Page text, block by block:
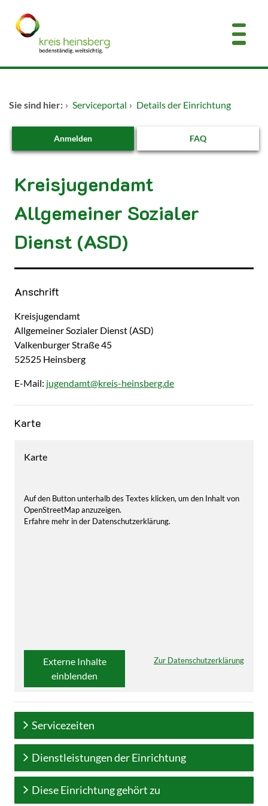
Zum Hauptinhalt springen
Dienstleistungen A-Z
Kontakt
Sie sind hier: › Serviceportal › Details der Einrichtung
FAQ
Anmelden
Kreisjugendamt
Allgemeiner Sozialer
Dienst (ASD)
Anschrift
Kreisjugendamt
Allgemeiner Sozialer Dienst (ASD)
Valkenburger Straße45
52525 Heinsberg
E-Mail: jugendamt@kreis-heinsberg.de
Karte
Karte
Auf den Button unterhalb des Textes klicken, um den Inhalt von
OpenStreetMap anzuzeigen.
Erfahre mehr in der Datenschutzerklärung.
Externe Inhalte
einblenden
Zur Datenschutzerklärung
Servicezeiten
Dienstleistungen der Einrichtung
Diese Einrichtung gehört zu